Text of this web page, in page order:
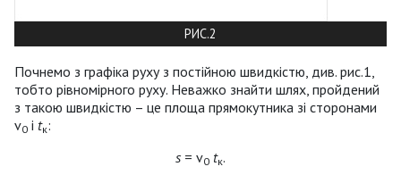
РИС.2
Почнемо з графіка руху з постійною швидкістю, див. рис.1,
тобто рівномірного руху. Неважко знайти шлях, пройдений
з такою швидкістю – це площа прямокутника зі сторонами
v0 і tк:
s = v0 tк.